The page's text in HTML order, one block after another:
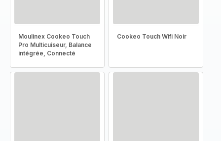
Moulinex Cookeo Touch
Pro Multicuiseur, Balance
intégrée, Connecté
Cookeo Touch Wifi Noir